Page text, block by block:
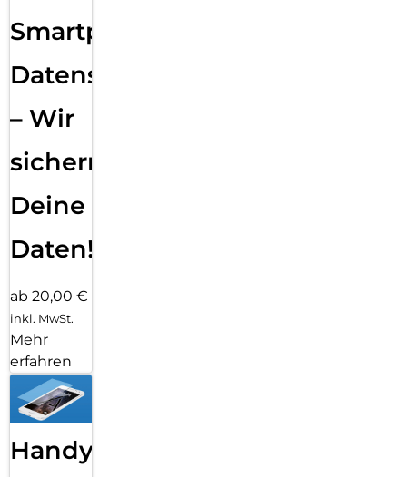
Smartphone
Datensicherung
– Wir
sichern
Deine
Daten!
ab 20,00 €
inkl. MwSt.
Mehr
erfahren
Handy